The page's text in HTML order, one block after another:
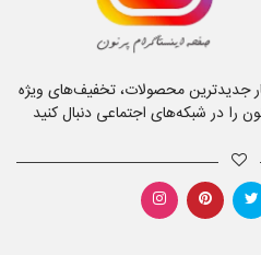
جدیدترین محصولات، تخفیف‌های ویژه
را در شبکه‌های اجتماعی دنبال کنید